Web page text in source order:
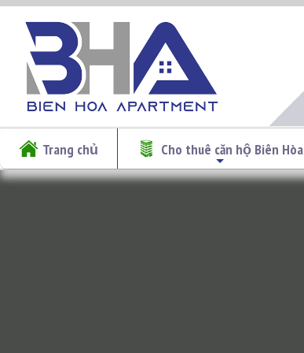
Trang chủ Cho thuê căn hộ Biên Hòa